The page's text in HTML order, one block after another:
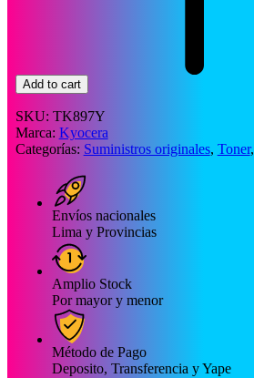
Add to cart
SKU: TK897Y
Marca: Kyocera
Categorías: Suministros originales, Toner,
Envíos nacionales
Lima y Provincias
Amplio Stock
Por mayor y menor
Método de Pago
Deposito, Transferencia y Yape